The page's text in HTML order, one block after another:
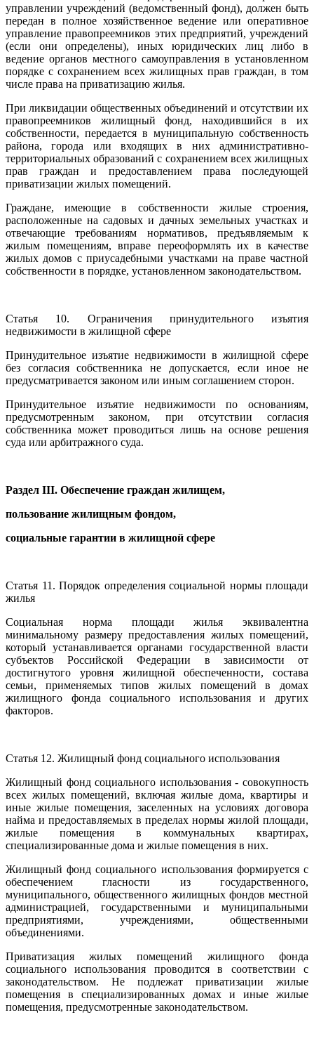
управлении учреждений (ведомственный фонд), должен быть
передан в полное хозяйственное ведение или оперативное
управление правопреемников этих предприятий, учреждений
(если они определены), иных юридических лиц либо в
ведение органов местного самоуправления в установленном
порядке с сохранением всех жилищных прав граждан, в том
числе права на приватизацию жилья.
При ликвидации общественных объединений и отсутствии их
правопреемников жилищный фонд, находившийся в их
собственности, передается в муниципальную собственность
района, города или входящих в них административно-
территориальных образований с сохранением всех жилищных
прав граждан и предоставлением права последующей
приватизации жилых помещений.
Граждане, имеющие в собственности жилые строения,
расположенные на садовых и дачных земельных участках и
отвечающие требованиям нормативов, предъявляемым к
жилым помещениям, вправе переоформлять их в качестве
жилых домов с приусадебными участками на праве частной
собственности в порядке, установленном законодательством.
Статья 10. Ограничения принудительного изъятия
недвижимости в жилищной сфере
Принудительное изъятие недвижимости в жилищной сфере
без согласия собственника не допускается, если иное не
предусматривается законом или иным соглашением сторон.
Принудительное изъятие недвижимости по основаниям,
предусмотренным законом, при отсутствии согласия
собственника может проводиться лишь на основе решения
суда или арбитражного суда.
Раздел III. Обеспечение граждан жилищем,
пользование жилищным фондом,
социальные гарантии в жилищной сфере
Статья 11. Порядок определения социальной нормы площади
жилья
Социальная норма площади жилья эквивалентна
минимальному размеру предоставления жилых помещений,
который устанавливается органами государственной власти
субъектов Российской Федерации в зависимости от
достигнутого уровня жилищной обеспеченности, состава
семьи, применяемых типов жилых помещений в домах
жилищного фонда социального использования и других
факторов.
Статья 12. Жилищный фонд социального использования
Жилищный фонд социального использования - совокупность
всех жилых помещений, включая жилые дома, квартиры и
иные жилые помещения, заселенных на условиях договора
найма и предоставляемых в пределах нормы жилой площади,
жилые помещения в коммунальных квартирах,
специализированные дома и жилые помещения в них.
Жилищный фонд социального использования формируется с
обеспечением гласности из государственного,
муниципального, общественного жилищных фондов местной
администрацией, государственными и муниципальными
предприятиями, учреждениями, общественными
объединениями.
Приватизация жилых помещений жилищного фонда
социального использования проводится в соответствии с
законодательством. Не подлежат приватизации жилые
помещения в специализированных домах и иные жилые
помещения, предусмотренные законодательством.